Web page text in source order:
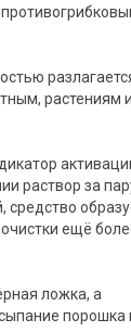
растениям и
раствор за
средство
ещё
ложка, а
порошка